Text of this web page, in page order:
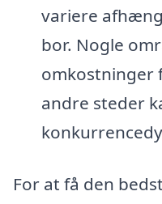
variere
bor. Nogle
omkostninger
andre steder
For at få den